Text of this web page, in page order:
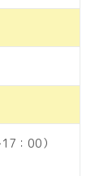
：00）